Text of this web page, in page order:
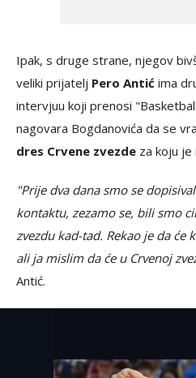
Ipak, s druge strane, njegov
veliki prijatelj Pero Antić ima
intervjuu koji prenosi
nagovara Bogdanovića da se
dres Crvene zvezde za koju je
"Prije dva dana smo se
kontaktu, zezamo se, bili smo
zvezdu kad-tad. Rekao je da će
ali ja mislim da će u Crvenoj
Antić.